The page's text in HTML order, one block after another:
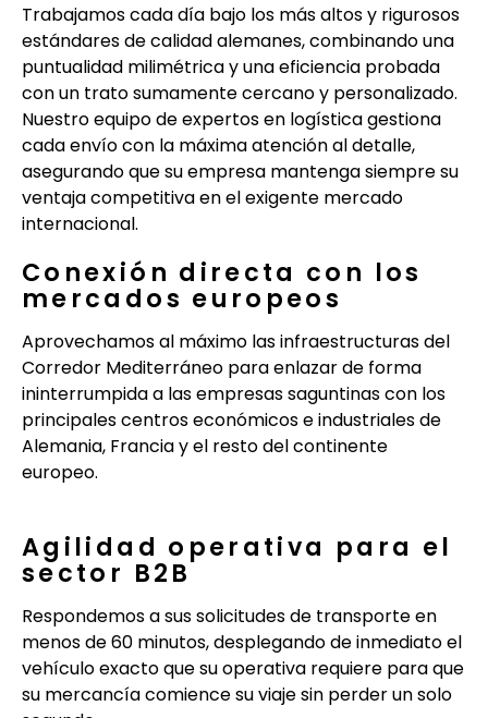
Trabajamos cada día bajo los más altos y rigurosos
estándares de calidad alemanes, combinando una
puntualidad milimétrica y una eficiencia probada
con un trato sumamente cercano y personalizado.
Nuestro equipo de expertos en logística gestiona
cada envío con la máxima atención al detalle,
asegurando que su empresa mantenga siempre su
ventaja competitiva en el exigente mercado
internacional.
Conexión directa con los
mercados europeos
Aprovechamos al máximo las infraestructuras del
Corredor Mediterráneo para enlazar de forma
ininterrumpida a las empresas saguntinas con los
principales centros económicos e industriales de
Alemania, Francia y el resto del continente
europeo.
Agilidad operativa para el
sector B2B
Respondemos a sus solicitudes de transporte en
menos de 60 minutos, desplegando de inmediato el
vehículo exacto que su operativa requiere para que
su mercancía comience su viaje sin perder un solo